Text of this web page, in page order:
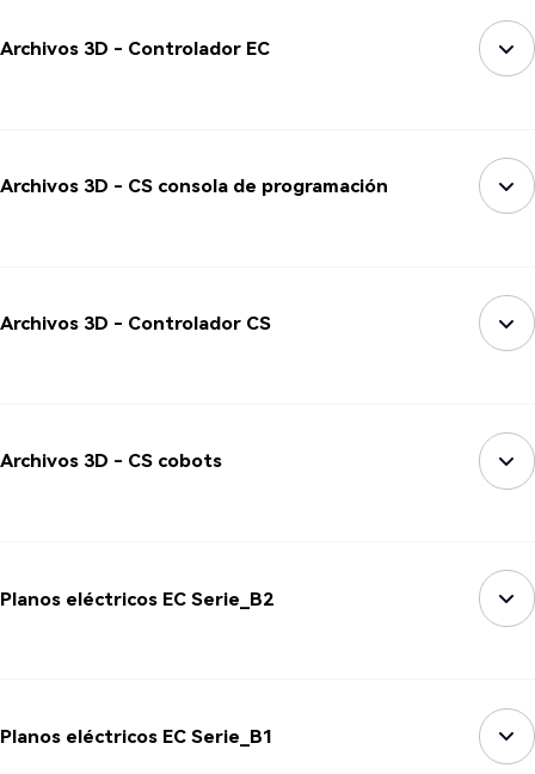
Archivos 3D - Controlador EC
Archivos 3D - CS consola de programación
Archivos 3D - Controlador CS
Archivos 3D - CS cobots
Planos eléctricos EC Serie_B2
Planos eléctricos EC Serie_B1